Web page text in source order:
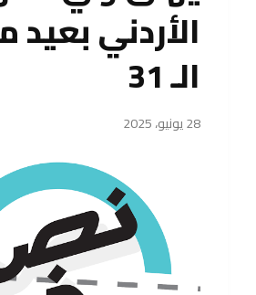
الأردني بعيد
الـ 31
28 يونيو، 2025